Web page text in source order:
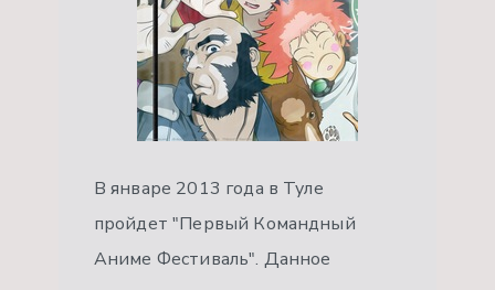
В январе 2013 года в Туле
пройдет "Первый Командный
Аниме Фестиваль". Данное